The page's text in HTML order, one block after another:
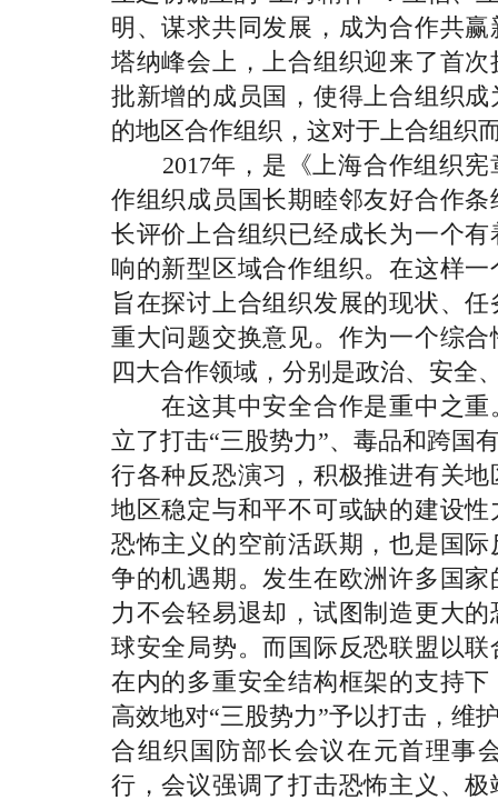
明、谋求共同发展，成为合作共
塔纳峰会上，上合组织迎来了首
批新增的成员国，使得上合组织
的地区合作组织，这对于上合组织
2017年，是《上海合作组织宪
作组织成员国长期睦邻友好合作
长评价上合组织已经成长为一个
响的新型区域合作组织。在这样
旨在探讨上合组织发展的现状、
重大问题交换意见。作为一个综
四大合作领域，分别是政治、安全
在这其中安全合作是重中之重
立了打击“三股势力”、毒品和跨国
行各种反恐演习，积极推进有关
地区稳定与和平不可或缺的建设
恐怖主义的空前活跃期，也是国
争的机遇期。发生在欧洲许多国
力不会轻易退却，试图制造更大
球安全局势。而国际反恐联盟以
在内的多重安全结构框架的支持
高效地对“三股势力”予以打击，维
合组织国防部长会议在元首理事
行，会议强调了打击恐怖主义、